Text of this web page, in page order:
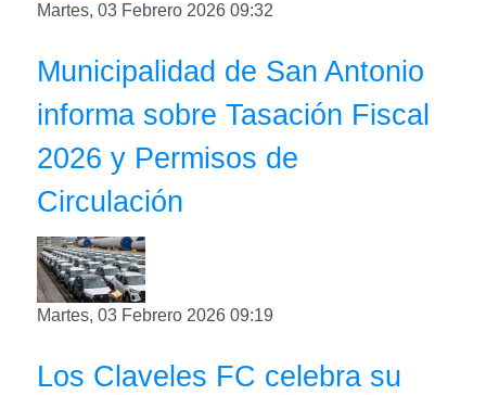
Martes, 03 Febrero 2026 09:32
Municipalidad de San Antonio
informa sobre Tasación Fiscal
2026 y Permisos de
Circulación
Martes, 03 Febrero 2026 09:19
Los Claveles FC celebra su